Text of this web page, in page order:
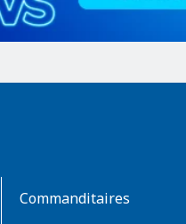
Commanditaires